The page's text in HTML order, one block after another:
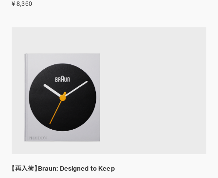
¥ 8,360
【再入荷】Braun: Designed to Keep